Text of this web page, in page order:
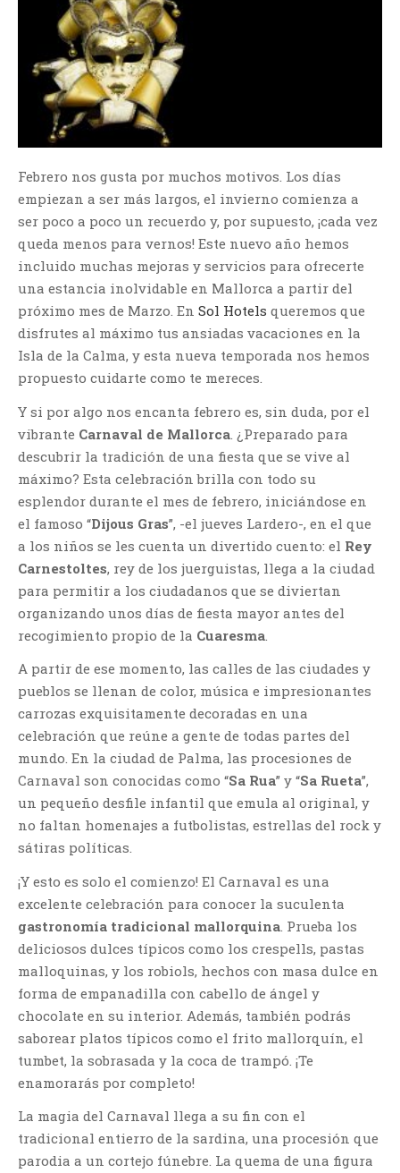
Febrero nos gusta por muchos motivos. Los días
empiezan a ser más largos, el invierno comienza a
ser poco a poco un recuerdo y, por supuesto, ¡cada vez
queda menos para vernos! Este nuevo año hemos
incluido muchas mejoras y servicios para ofrecerte
una estancia inolvidable en Mallorca a partir del
próximo mes de Marzo. En Sol Hotels queremos que
disfrutes al máximo tus ansiadas vacaciones en la
Isla de la Calma, y esta nueva temporada nos hemos
propuesto cuidarte como te mereces.
Y si por algo nos encanta febrero es, sin duda, por el
vibrante Carnaval de Mallorca . ¿Preparado para
descubrir la tradición de una fiesta que se vive al
máximo? Esta celebración brilla con todo su
esplendor durante el mes de febrero, iniciándose en
el famoso “Dijous Gras”, -el jueves Lardero-, en el que
a los niños se les cuenta un divertido cuento: el Rey
Carnestoltes, rey de los juerguistas, llega a la ciudad
para permitir a los ciudadanos que se diviertan
organizando unos días de fiesta mayor antes del
recogimiento propio de la Cuaresma
A partir de ese momento, las calles de las ciudades y
pueblos se llenan de color, música e impresionantes
carrozas exquisitamente decoradas en una
celebración que reúne a gente de todas partes del
mundo. En la ciudad de Palma, las procesiones de
Carnaval son conocidas como “Sa Rua” y “Sa Rueta”,
un pequeño desfile infantil que emula al original, y
no faltan homenajes a futbolistas, estrellas del rock y
sátiras políticas.
¡Y esto es solo el comienzo! El Carnaval es una
excelente celebración para conocer la suculenta
gastronomía tradicional mallorquina . Prueba los
deliciosos dulces típicos como los crespells, pastas
malloquinas, y los robiols, hechos con masa dulce en
forma de empanadilla con cabello de ángel y
chocolate en su interior. Además, también podrás
saborear platos típicos como el frito mallorquín, el
tumbet, la sobrasada y la coca de trampó. ¡Te
enamorarás por completo!
La magia del Carnaval llega a su fin con el
tradicional entierro de la sardina, una procesión que
parodia a un cortejo fúnebre. La quema de una figura